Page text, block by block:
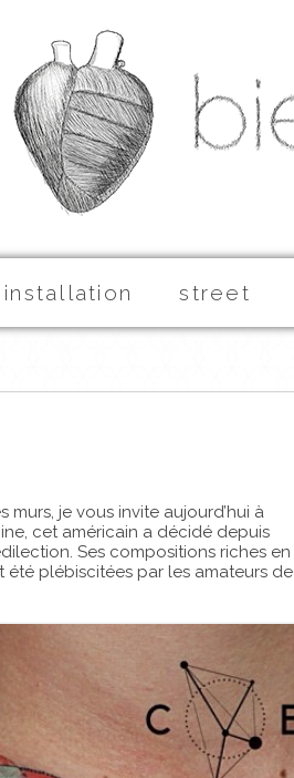
installation street
je vous invite aujourd’hui à
cet américain a décidé depuis
Ses compositions riches en
plébiscitées par les amateurs de